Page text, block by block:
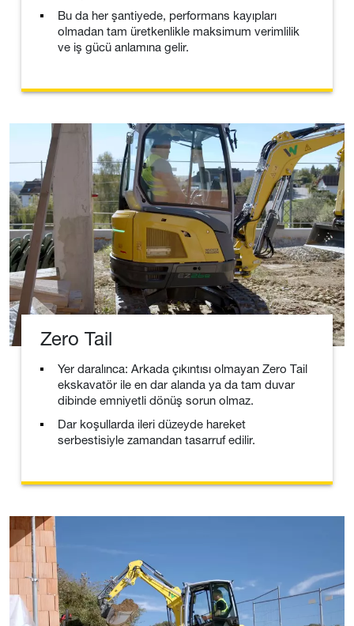
Bu da her şantiyede, performans kayıpları
olmadan tam üretkenlikle maksimum verimlilik
ve iş gücü anlamına gelir.
Zero Tail
Yer daralınca: Arkada çıkıntısı olmayan Zero Tail
ekskavatör ile en dar alanda ya da tam duvar
dibinde emniyetli dönüş sorun olmaz.
Dar koşullarda ileri düzeyde hareket
serbestisiyle zamandan tasarruf edilir.